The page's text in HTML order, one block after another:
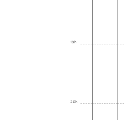
19h
20h